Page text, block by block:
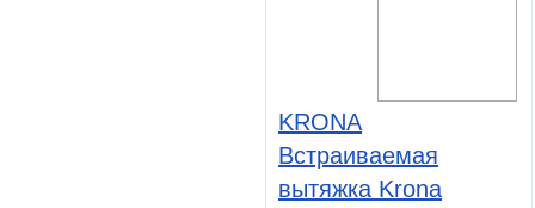
KRONA
Встраиваемая
вытяжка Krona